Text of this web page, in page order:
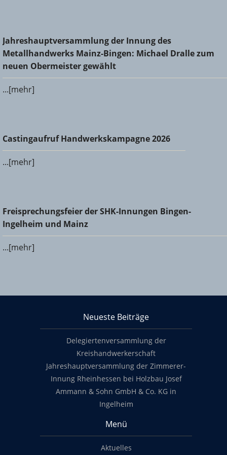
Jahreshauptversammlung der Innung des
Metallhandwerks Mainz-Bingen: Michael Dralle zum neuen
Obermeister gewählt
Jahreshauptversammlung der Innung des
Metallhandwerks Mainz-Bingen: Michael Dralle zum
neuen Obermeister gewählt
...[mehr]
Castingaufruf Handwerkskampagne 2026
Castingaufruf Handwerkskampagne 2026
...[mehr]
Freisprechungsfeier der SHK-Innungen Bingen-Ingelheim
und Mainz
Freisprechungsfeier der SHK-Innungen Bingen-
Ingelheim und Mainz
...[mehr]
Neueste Beiträge
Delegiertenversammlung der
Kreishandwerkerschaft
Jahreshauptversammlung der Zimmerer-
Innung Rheinhessen bei Holzbau Josef
Ammann & Sohn GmbH & Co. KG in
Ingelheim
Menü
Aktuelles